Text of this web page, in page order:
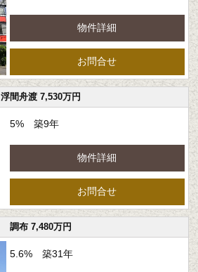
物件詳細
お問合せ
浮間舟渡 7,530万円
5% 築9年
物件詳細
お問合せ
調布 7,480万円
5.6% 築31年